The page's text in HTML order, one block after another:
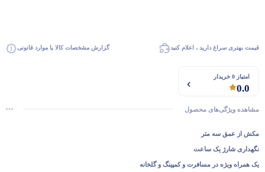
قیمت بهتری سراغ دارید ، اعلام کنید گزارش مشخصات کالا یا موارد قانونی
امتیاز 0 خریدار
0.0
مشاهده ویژگی‌های محصول
مکش از عمق سه متر
نگهداری شارژ یک ساعت
یک همراه ویژه در مسافرت و کمپینگ و گلخانه